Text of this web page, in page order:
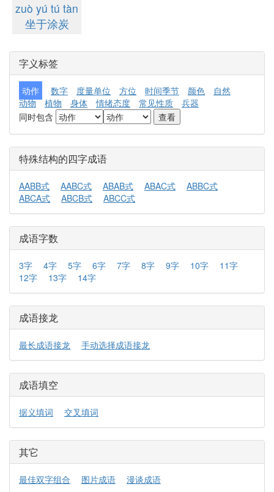
zuò yú tú tàn
坐于涂炭
字义标签
动作 数字 度量单位 方位 时间季节 颜色
自然
动物
植物 身体 情绪态度 常见性质
兵器
同时包含
特殊结构的四字成语
AABB式 AABC式 ABAB式 ABAC式
ABBC式
ABCA式
ABCB式 ABCC式
成语字数
3字 4字 5字 6字 7字 8字 9字 10字
11字
12字
13字 14字
成语接龙
最长成语接龙 手动选择成语接龙
成语填空
据义填词 交叉填词
其它
最佳双字组合 图片成语 漫谈成语